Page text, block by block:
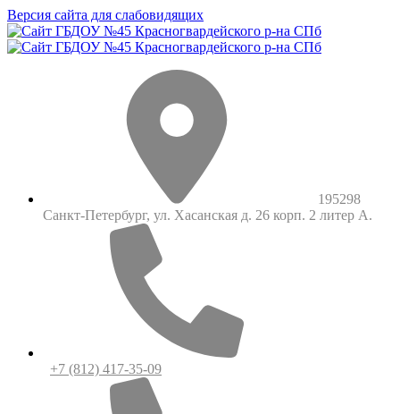
Версия сайта для слабовидящих
195298
Санкт-Петербург, ул. Хасанская д. 26 корп. 2 литер А.
+7 (812) 417-35-09